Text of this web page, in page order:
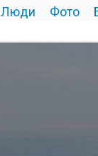
Люди Фото